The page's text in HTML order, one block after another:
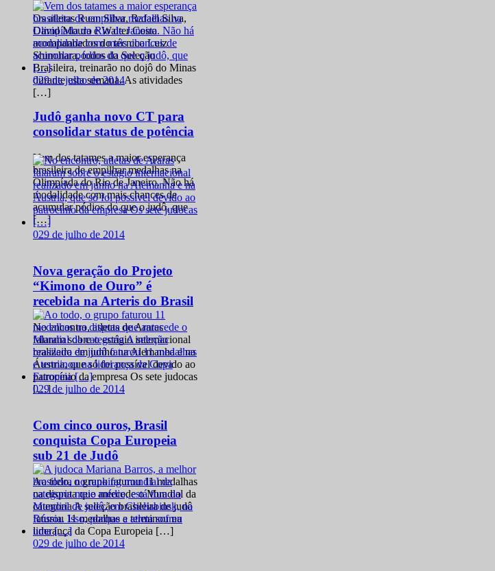
Os atletas Ruan Silva, Rafael Silva,
David Moura e Walter Costa
acompanhados do técnico Luiz
Shinohara, todos da Seleção
Brasileira, treinarão no dojô do Minas
durante esta semana. As atividades
[…]
029 de julho de 2014
Judô ganha novo CT para
consolidar status de potência
Vem dos tatames a maior esperança
brasileira de empilhar medalhas na
Olimpíada do Rio de Janeiro. Não há
modalidade com mais chances de
acumular pódios do que o judô, que
[…]
029 de julho de 2014
Nova geração do Projeto
“Kimono de Ouro” é
recebida na Arteris do Brasil
No encontro, atletas de Araras
falaram sobre o estágio internacional
realizado em junho na Alemanha e na
Áustria, que só foi possível devido ao
patrocínio da empresa Os sete judocas
[…]
029 de julho de 2014
Com cinco ouros, Brasil
conquista Copa Europeia
sub 21 de Judô
Ao todo, o grupo faturou 11 medalhas
na disputa que antecede o Mundial da
categoria A seleção brasileira de judô
faturou 11 medalhas e terminou na
liderança da Copa Europeia […]
029 de julho de 2014